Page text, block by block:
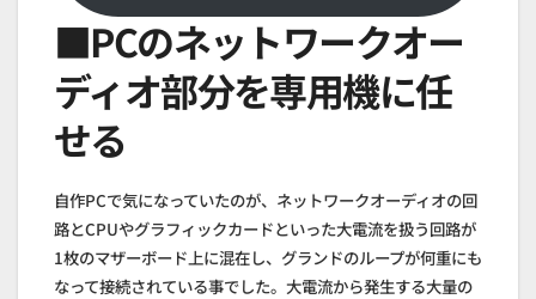
■PCのネットワークオー
ディオ部分を専用機に任
せる
自作PCで気になっていたのが、ネットワークオーディオの回
路とCPUやグラフィックカードといった大電流を扱う回路が
1枚のマザーボード上に混在し、グランドのループが何重にも
なって接続されている事でした。大電流から発生する大量の